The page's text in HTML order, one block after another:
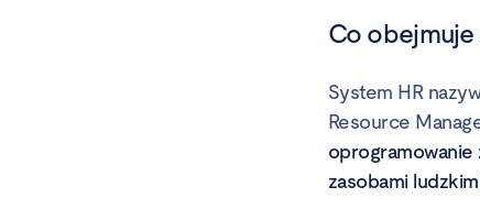
Co obejmuje
System HR
Resource
oprogramowanie
zasobami